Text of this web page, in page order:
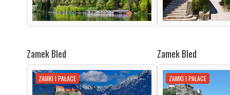
Zamek Bled
ZAMKI I PAŁACE
Zamek Bled
ZAMKI I PAŁACE